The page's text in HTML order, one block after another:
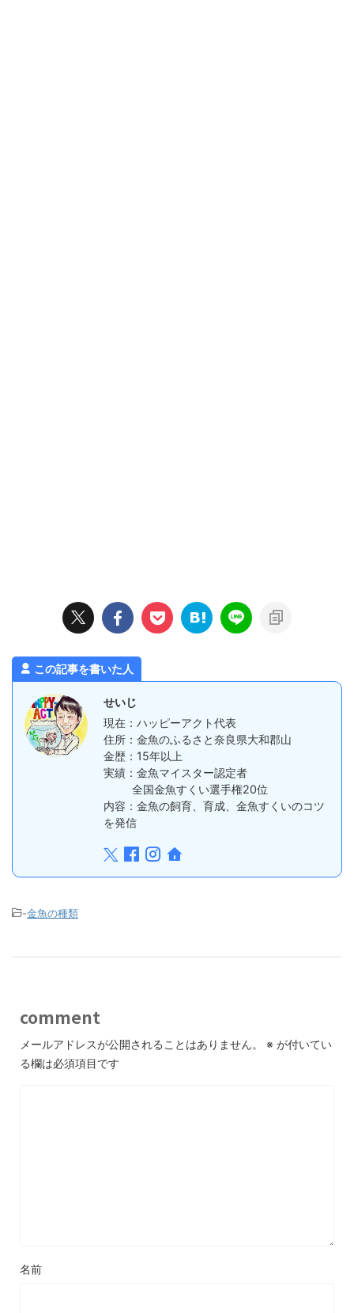
この記事を書いた人
せいじ
現在：ハッピーアクト代表
住所：金魚のふるさと奈良県大和郡山
金歴：15年以上
実績：金魚マイスター認定者
全国金魚すくい選手権20位
内容：金魚の飼育、育成、金魚すくいのコツ
を発信
-金魚の種類
comment
メールアドレスが公開されることはありません。 ※ が付いてい
る欄は必須項目です
名前